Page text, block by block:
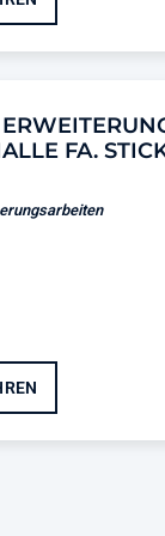
FA.